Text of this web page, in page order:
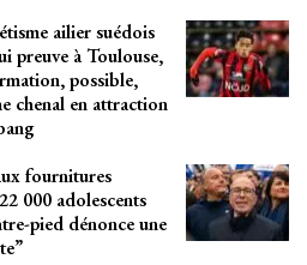
ailier suédois
preuve à Toulouse,
possible,
chenal en attraction
fournitures
000 adolescents
pied dénonce une